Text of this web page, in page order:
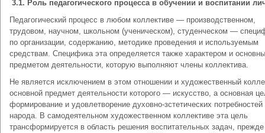
3.1. Роль педагогического процесса в обучении и воспитании
Педагогический процесс в любом коллективе — производственном,
трудовом, научном, школьном (ученическом), студенческом —
по организации, содержанию, методике проведения и используемым
средствам. Специфика эта определяется также характером и
предметом деятельности, которую выполняют члены коллектива.
Не является исключением в этом отношении и художественный
основной предмет деятельности которого — искусство, а основная
формирование и удовлетворение духовно-зстетических потребностей
народа. В самодеятельном художественном коллективе эта цель
трансформируется в область решения воспитательных задач, прежде